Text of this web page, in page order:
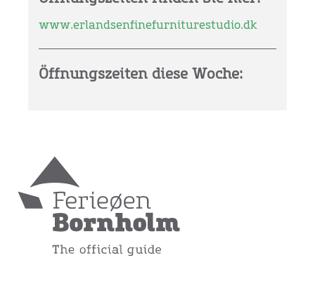
www.erlandsenfinefurniturestudio.dk
Öffnungszeiten diese Woche: